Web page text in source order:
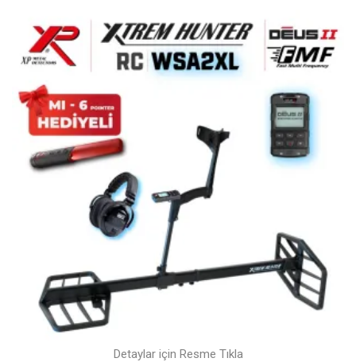
Detaylar için Resme Tıkla